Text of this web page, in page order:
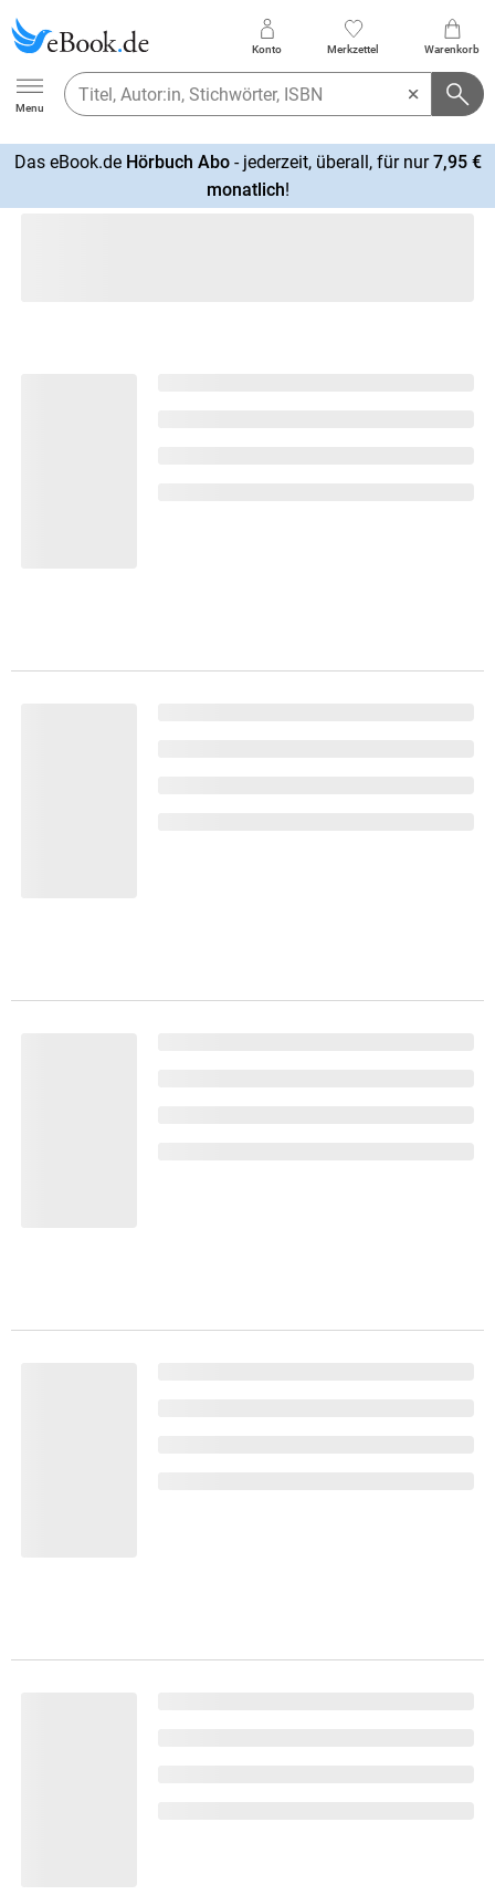
Ebook.de
Menu
Konto Merkzettel Warenkorb
Das eBook.de Hörbuch Abo- jederzeit, überall, für nur7,95 €
monatlich!